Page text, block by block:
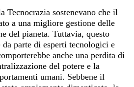
Tecnocrazia sostenevano che il
a una migliore gestione delle
del pianeta. Tuttavia, questo
da parte di esperti tecnologici e
anche una perdita di
del potere e la
umani. Sebbene il